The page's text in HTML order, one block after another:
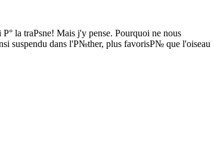
la traРѕne! Mais j'y pense. Pourquoi ne nous
suspendu dans l'Р№ther, plus favorisР№ que l'oiseau